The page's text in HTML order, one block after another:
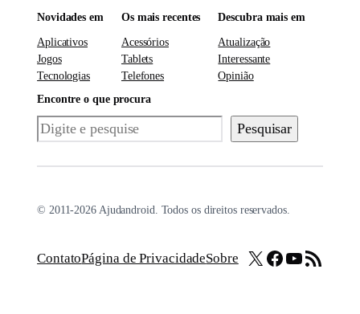
Novidades em
Aplicativos
Jogos
Tecnologias
Os mais recentes
Acessórios
Tablets
Telefones
Descubra mais em
Atualização
Interessante
Opinião
Encontre o que procura
Pesquisar Pesquisar
© 2011-2026 Ajudandroid. Todos os direitos reservados.
ContatoPágina de PrivacidadeSobre X Facebook
Youtube
Feed RSS